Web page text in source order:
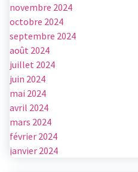
novembre 2024
octobre 2024
septembre 2024
août 2024
juillet 2024
juin 2024
mai 2024
avril 2024
mars 2024
février 2024
janvier 2024